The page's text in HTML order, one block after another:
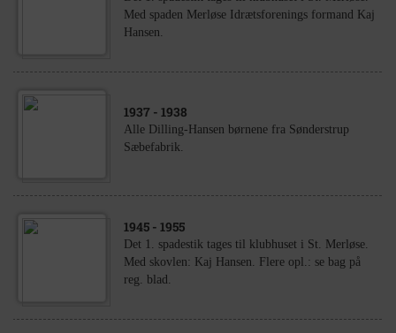
Med spaden Merløse Idrætsforenings formand Kaj
Hansen.
1937 - 1938
Alle Dilling-Hansen børnene fra Sønderstrup
Sæbefabrik.
1945 - 1955
Det 1. spadestik tages til klubhuset i St. Merløse.
Med skovlen: Kaj Hansen. Flere opl.: se bag på
reg. blad.